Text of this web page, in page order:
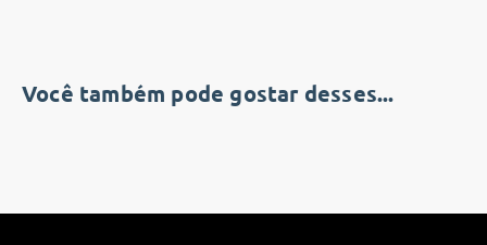
Você também pode gostar desses...